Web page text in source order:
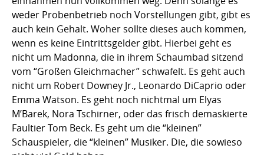
weder Probenbetrieb noch Vorstellungen gibt, gibt es
auch kein Gehalt. Woher sollte dieses auch kommen,
wenn es keine Eintrittsgelder gibt. Hierbei geht es
nicht um Madonna, die in ihrem Schaumbad sitzend
vom “Großen Gleichmacher” schwafelt. Es geht auch
nicht um Robert Downey Jr., Leonardo DiCaprio oder
Emma Watson. Es geht noch nichtmal um Elyas
M’Barek, Nora Tschirner, oder das frisch demaskierte
Faultier Tom Beck. Es geht um die “kleinen”
Schauspieler, die “kleinen” Musiker. Die, die sowieso